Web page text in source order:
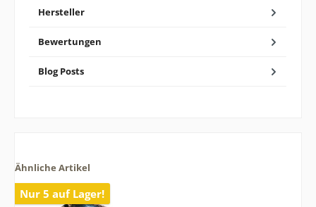
Hersteller
Bewertungen
Blog Posts
Ähnliche Artikel
Nur 5 auf Lager!